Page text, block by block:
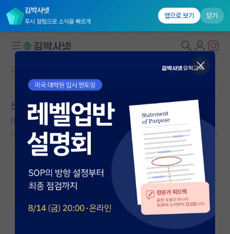
김박사넷
푸시 알림으로 소식을 빠르게
앱으로 보기 닫기
대학원생 모집
국내대학원 정보
연구실&오픈랩
커뮤니티
커뮤니티 홈
전체글보기
베스트 게시판
커뮤니티 홈
신생 랩에서 포닥 고민
대담한 정약용
2022.10.23 9 3810